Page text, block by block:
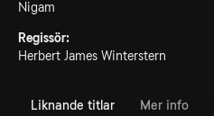
Nigam
Regissör:
Herbert James Winterstern
Liknande titlar Mer info